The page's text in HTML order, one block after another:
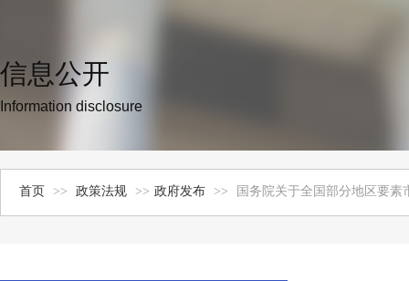
信息公开
Information disclosure
首页 >> 政策法规 >> 政府发布 >> 国务院关于全国部分地区要